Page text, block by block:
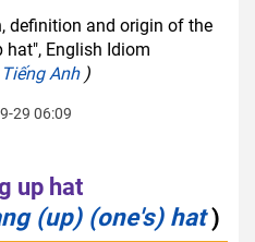
definition and origin of the
English Idiom
Tiếng Anh)
29 06:09
up hat
(up) (one's) hat)